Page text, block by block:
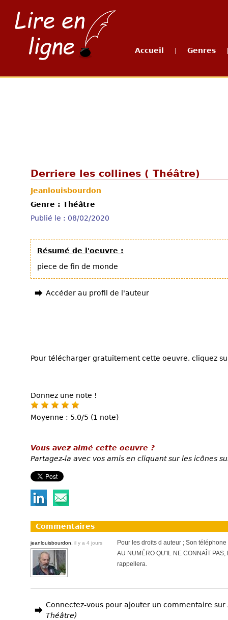
Accueil Genres
Derriere les collines ( Théâtre)
Jeanlouisbourdon
Genre : Théâtre
Publié le : 08/02/2020
Résumé de l'oeuvre :
piece de fin de monde
Accéder au profil de l'auteur
Pour télécharger gratuitement cette oeuvre, cliquez
Donnez une note !
Moyenne : 5.0/5 (1 note)
Vous avez aimé cette oeuvre ?
Partagez-la avec vos amis en cliquant sur les icônes
Commentaires
jeanlouisbourdon, il y a 4 jours
Pour les droits d auteur ; Son
AU NUMÉRO QU'IL NE CONNAÎT
rappellera.
Connectez-vous pour ajouter un commentaire sur
Théâtre)